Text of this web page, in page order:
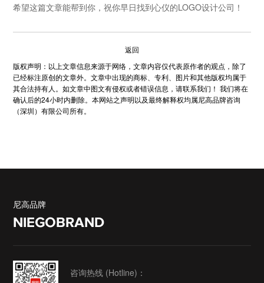
希望这篇文章能帮到你，祝你早日找到心仪的LOGO设计公司！
返回
版权声明：以上文章信息来源于网络，文章内容仅代表原作者的观点，除了
已经标注原创的文章外。文章中出现的商标、专利、图片和其他版权均属于
其合法持有人。如文章中图文有侵权或者错误信息，请联系我们！ 我们将在
确认后的24小时内删除。本网站之声明以及最终解释权均属尼高品牌咨询
（深圳）有限公司所有。
尼高品牌
NIEGOBRAND
咨询热线 (Hotline)：